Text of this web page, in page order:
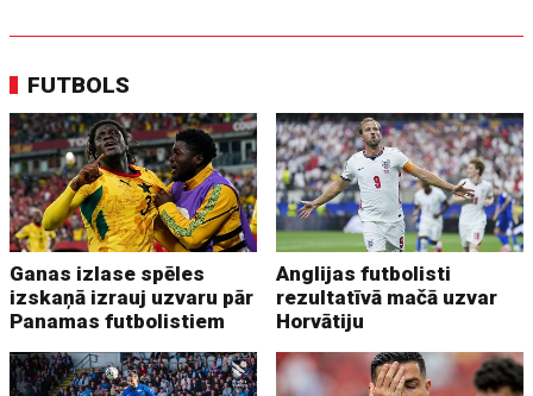
FUTBOLS
Ganas izlase spēles
izskaņā izrauj uzvaru pār
Panamas futbolistiem
Anglijas futbolisti
rezultatīvā mačā uzvar
Horvātiju